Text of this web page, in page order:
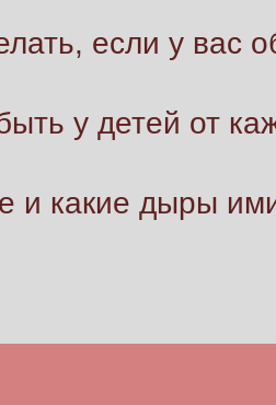
если у вас
у детей от
и какие дыры